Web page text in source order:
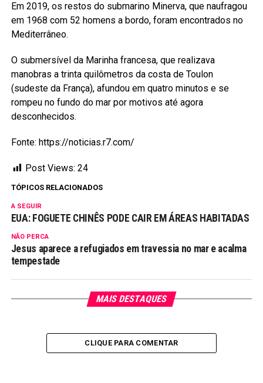
Em 2019, os restos do submarino Minerva, que naufragou
em 1968 com 52 homens a bordo, foram encontrados no
Mediterrâneo.
O submersível da Marinha francesa, que realizava
manobras a trinta quilômetros da costa de Toulon
(sudeste da França), afundou em quatro minutos e se
rompeu no fundo do mar por motivos até agora
desconhecidos.
Fonte: https://noticias.r7.com/
Post Views: 24
TÓPICOS RELACIONADOS
A SEGUIR
EUA: FOGUETE CHINÊS PODE CAIR EM ÁREAS HABITADAS
NÃO PERCA
Jesus aparece a refugiados em travessia no mar e acalma
tempestade
MAIS DESTAQUES
CLIQUE PARA COMENTAR